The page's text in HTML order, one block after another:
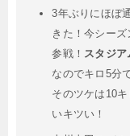
3年ぶりにほぼ
きた！今シー
参戦！ スタジア
なのでキロ5分
そのツケは10
いキツい！